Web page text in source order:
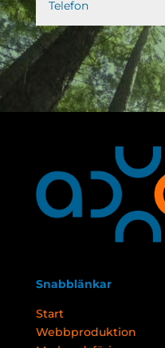
Snabblänkar
Start
Webbproduktion